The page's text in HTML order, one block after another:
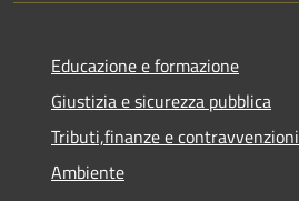
Educazione e formazione
Giustizia e sicurezza pubblica
Tributi,finanze e contravvenzioni
Ambiente